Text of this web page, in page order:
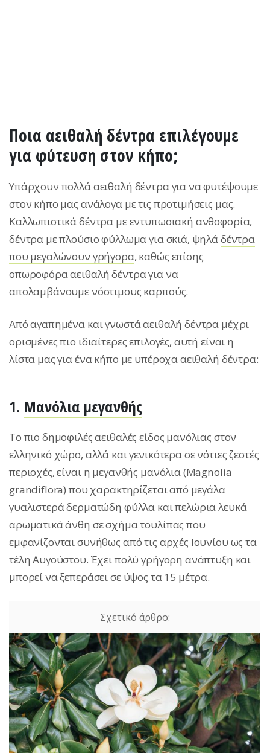
Ποια αειθαλή δέντρα επιλέγουμε
για φύτευση στον κήπο;
Υπάρχουν πολλά αειθαλή δέντρα για να φυτέψουμε
στον κήπο μας ανάλογα με τις προτιμήσεις μας.
Καλλωπιστικά δέντρα με εντυπωσιακή ανθοφορία,
δέντρα με πλούσιο φύλλωμα για σκιά, ψηλάδέντρα
που μεγαλώνουν γρήγορα, καθώς επίσης
οπωροφόρα αειθαλή δέντρα για να
απολαμβάνουμε νόστιμους καρπούς.
Από αγαπημένα και γνωστά αειθαλή δέντρα μέχρι
ορισμένες πιο ιδιαίτερες επιλογές, αυτή είναι η
λίστα μας για ένα κήπο με υπέροχα αειθαλή δέντρα:
1. Μανόλια μεγανθής
Tο πιο δημοφιλές αειθαλές είδος μανόλιας στον
ελληνικό χώρο, αλλά και γενικότερα σε νότιες ζεστές
περιοχές, είναι η μεγανθής μανόλια (Magnolia
grandiflora) που χαρακτηρίζεται από μεγάλα
γυαλιστερά δερματώδη φύλλα και πελώρια λευκά
αρωματικά άνθη σε σχήμα τουλίπας που
εμφανίζονται συνήθως από τις αρχές Ιουνίου ως τα
τέλη Αυγούστου. Έχει πολύ γρήγορη ανάπτυξη και
μπορεί να ξεπεράσει σε ύψος τα 15 μέτρα.